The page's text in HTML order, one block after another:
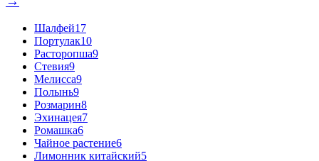
Шалфей17
Портулак10
Расторопша9
Стевия9
Мелисса9
Полынь9
Розмарин8
Эхинацея7
Ромашка6
Чайное растение6
Лимонник китайский5